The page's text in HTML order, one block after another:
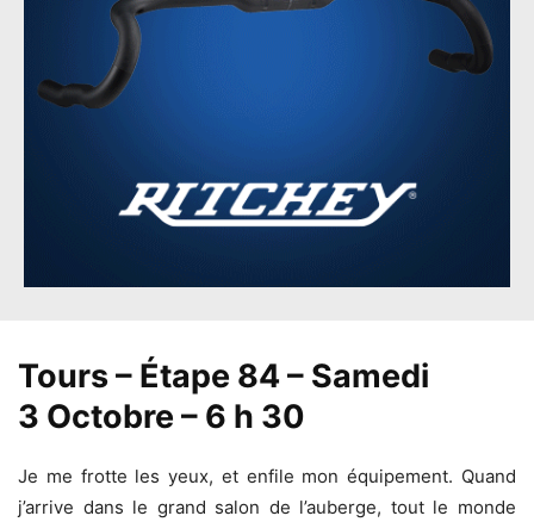
Tours – Étape 84 – Samedi
3 Octobre – 6 h 30
Je me frotte les yeux, et enfile mon équipement. Quand
j’arrive dans le grand salon de l’auberge, tout le monde